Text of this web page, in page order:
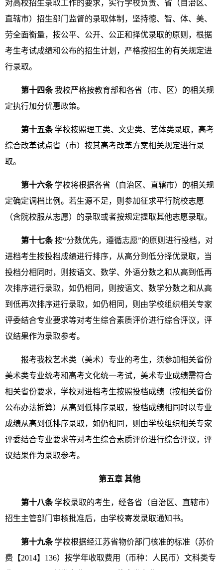
对高校招生录取工作的要求，实行学校负责、省（自治区、
直辖市）招生部门监督的录取体制，坚持德、智、体、美、
劳全面衡量，按公平、公开、公正和择优录取的原则，根据
考生考试成绩和公布的招生计划，严格按招生的有关规定进
行录取。
第十四条我校严格按教育部和各省（市、区）的相关规
定执行加分优惠政策。
第十五条学校按照理工类、文史类、艺体类录取，高考
综合改革试点省（市）按其高考改革方案相关规定进行录
取。
第十六条学校将根据各省（自治区、直辖市）的相关规
定确定调档比例。若生源不足，则参加征求平行院校志愿
（含院校服从志愿）的录取或者按规定提取其他志愿录取。
第十七条按“分数优先，遵循志愿”的原则进行投档，对
进档考生按投档成绩进行排序，从高分到低分择优录取，当
投档分相同时，则按语文、数学、外语分数之和从高到低再
次排序进行录取，如仍相同，则按语文、数学分数之和从高
到低再次排序进行录取，如仍相同，则由学校组织相关专家
评委结合专业要求等对考生综合素质评价进行综合评议，评
议结果作为录取参考。
报考我校艺术类（美术）专业的考生，须参加相关省份
美术类专业统考和高考文化统一考试，美术专业成绩需符合
相关省份要求，学校对进档考生按照投档成绩（按相关省份
公布办法折算）从高到低排序录取，投档成绩相同时以专业
成绩从高到低排序录取，如仍相同，则由学校组织相关专家
评委结合专业要求等对考生综合素质评价进行综合评议，评
议结果作为录取参考。
第五章 其他
第十八条学校录取的考生，经各省（自治区、直辖市）
招生主管部门审核批准后，由学校寄发录取通知书。
第十九条学校根据经江苏省物价部门核准的标准（苏价
费【2014】 136）按学年收取费用（币种：人民币）文科类专